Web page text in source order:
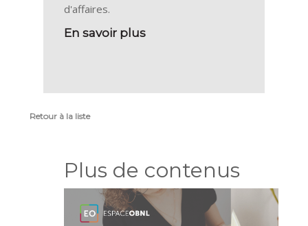
d'affaires.
En savoir plus
Retour à la liste
Plus de contenus